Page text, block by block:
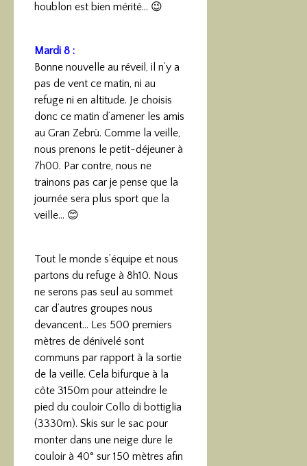
houblon est bien mérité… 😉
Mardi 8 :
Bonne nouvelle au réveil, il n’y a
pas de vent ce matin, ni au
refuge ni en altitude. Je choisis
donc ce matin d’amener les amis
au Gran Zebrù. Comme la veille,
nous prenons le petit-déjeuner à
7h00. Par contre, nous ne
trainons pas car je pense que la
journée sera plus sport que la
veille… 😊
Tout le monde s’équipe et nous
partons du refuge à 8h10. Nous
ne serons pas seul au sommet
car d’autres groupes nous
devancent… Les 500 premiers
mètres de dénivelé sont
communs par rapport à la sortie
de la veille. Cela bifurque à la
côte 3150m pour atteindre le
pied du couloir Collo di bottiglia
(3330m). Skis sur le sac pour
monter dans une neige dure le
couloir à 40° sur 150 mètres afin